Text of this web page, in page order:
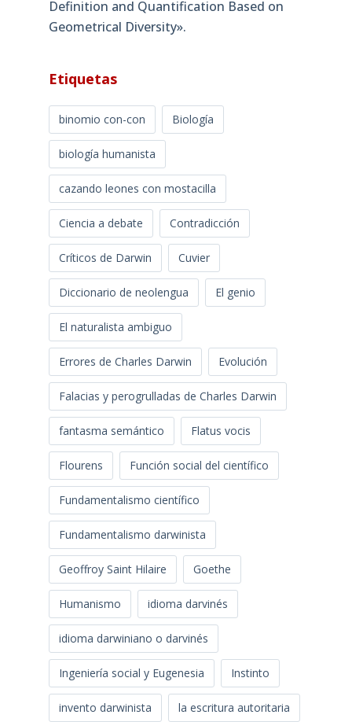
Definition and Quantification Based on
Geometrical Diversity»​.
Etiquetas
binomio con-con Biología
biología humanista
cazando leones con mostacilla
Ciencia a debate Contradicción
Críticos de Darwin Cuvier
Diccionario de neolengua El genio
El naturalista ambiguo
Errores de Charles Darwin Evolución
Falacias y perogrulladas de Charles Darwin
fantasma semántico Flatus vocis
Flourens Función social del científico
Fundamentalismo científico
Fundamentalismo darwinista
Geoffroy Saint Hilaire Goethe
Humanismo idioma darvinés
idioma darwiniano o darvinés
Ingeniería social y Eugenesia Instinto
invento darwinista la escritura autoritaria